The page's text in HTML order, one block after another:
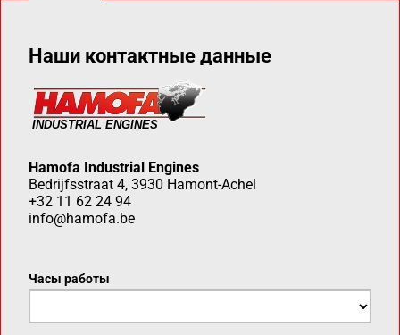
Наши контактные данные
Hamofa Industrial Engines
Bedrijfsstraat 4, 3930 Hamont-Achel
+32 11 62 24 94
info@hamofa.be
Часы работы